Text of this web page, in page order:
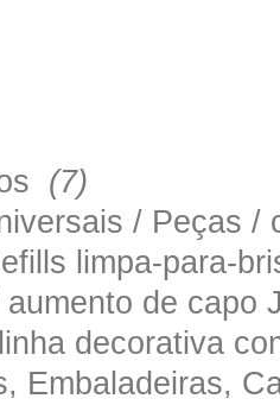
(7)
/ Peças
limpa-para-
aumento de
decorativa
Embaladeiras,